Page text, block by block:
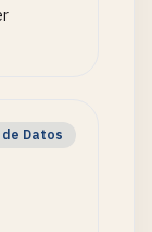
Datos